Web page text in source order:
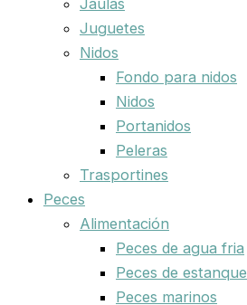
Jaulas
Juguetes
Nidos
Fondo para nidos
Nidos
Portanidos
Peleras
Trasportines
Peces
Alimentación
Peces de agua fria
Peces de estanque
Peces marinos